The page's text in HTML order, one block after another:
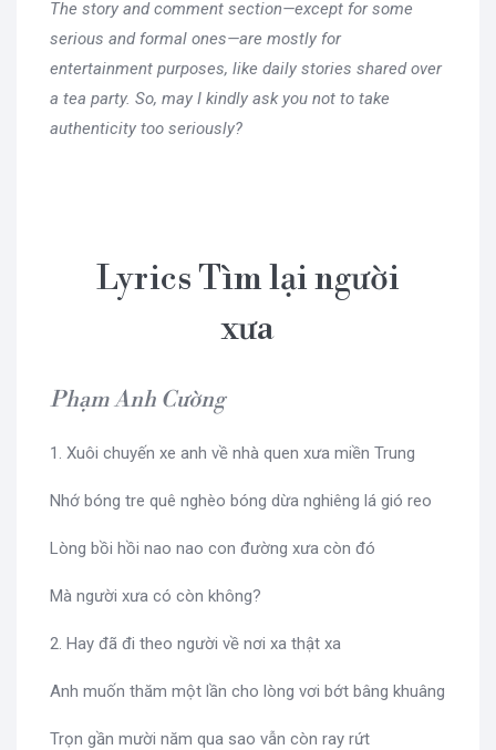
The story and comment section—except for some
serious and formal ones—are mostly for
entertainment purposes, like daily stories shared over
a tea party. So, may I kindly ask you not to take
authenticity too seriously?
Lyrics Tìm lại người
xưa
Phạm Anh Cường
1. Xuôi chuyến xe anh về nhà quen xưa miền Trung
Nhớ bóng tre quê nghèo bóng dừa nghiêng lá gió reo
Lòng bồi hồi nao nao con đường xưa còn đó
Mà người xưa có còn không?
2. Hay đã đi theo người về nơi xa thật xa
Anh muốn thăm một lần cho lòng vơi bớt bâng khuâng
Trọn gần mười năm qua sao vẫn còn ray rứt